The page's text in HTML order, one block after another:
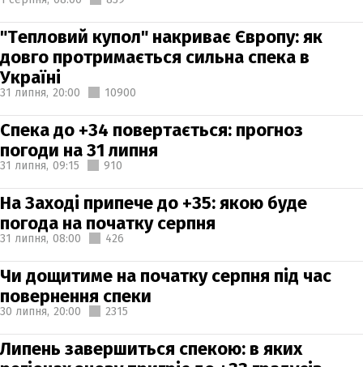
"Тепловий купол" накриває Європу: як
довго протримається сильна спека в
Україні
31 липня, 20:00 10900
Спека до +34 повертається: прогноз
погоди на 31 липня
31 липня, 09:15 910
На Заході припече до +35: якою буде
погода на початку серпня
31 липня, 08:00 426
Чи дощитиме на початку серпня під час
повернення спеки
30 липня, 20:00 2315
Липень завершиться спекою: в яких